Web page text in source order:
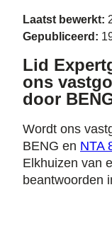
Laatst bewerkt:
Gepubliceerd:
Lid
ons
door
Wordt ons
BENG en NTA
Elkhuizen van
beantwoorden